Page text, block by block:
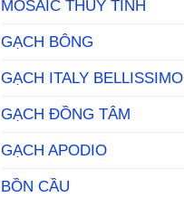
MOSAIC THUỶ TINH
GẠCH BÔNG
GẠCH ITALY BELLISSIMO
GẠCH ĐỒNG TÂM
GẠCH APODIO
BỒN CẦU